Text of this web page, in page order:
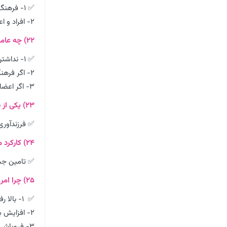
✅ ۱- فرهنگ و معانی که با افزایش جمعیت بسط می یابد فرهنگ حق باشد نه فرهنگ باطل
۲- افراد و اعضای این فرهنگ حاملان و عاملان معانی حق باشند.
۲۲) چه عاملی مانع تحقق جهان اجتماعی توحیدی می گردد؟
✅ ۱- نداشتن جمعیت مناسب
۲- اگر فرهنگ و معنایی که با افزایش جمعیت بسط می یابد حق نباشد.
۳- اگر اعضای جهان اجتماعی عامل و حامل فرهنگ حق نباشند.
۲۳) یکی از نیازهای فطری انسان را نام ببرید.
✅
۲۴) کارکرد مهم نهاد خانواده را بنویسید؟
✅ تامین
۲۵) چرا امروزه جوامع غربی با کاهش جمعیت و سالمندی مواجه هستند؟
✅ ۱- بالا رفتن سن ازدواج
۲- افزایش بی ثباتی